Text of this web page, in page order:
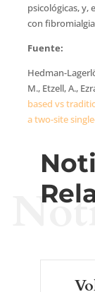
psicológicas, y,
con
Fuente:
Hedman-
M., Etzell, A.,
based vs
a two-site